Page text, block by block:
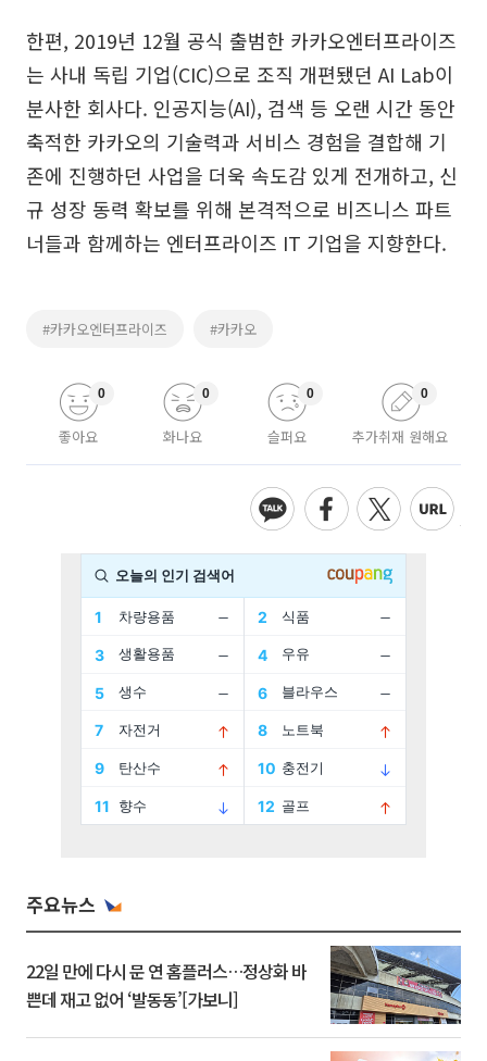
한편, 2019년 12월 공식 출범한 카카오엔터프라이즈
는 사내 독립 기업(CIC)으로 조직 개편됐던 AI Lab이
분사한 회사다. 인공지능(AI), 검색 등 오랜 시간 동안
축적한 카카오의 기술력과 서비스 경험을 결합해 기
존에 진행하던 사업을 더욱 속도감 있게 전개하고, 신
규 성장 동력 확보를 위해 본격적으로 비즈니스 파트
너들과 함께하는 엔터프라이즈 IT 기업을 지향한다.
#카카오엔터프라이즈 #카카오
좋아요
0
화나요
0
슬퍼요
0
추가취재 원해요
0
주요뉴스
22일 만에 다시 문 연 홈플러스…정상화 바
쁜데 재고 없어 ‘발동동’[가보니]